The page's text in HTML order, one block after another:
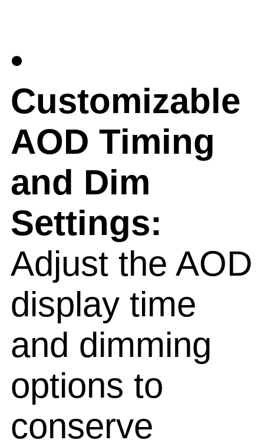
•
Customizable
AOD Timing
and Dim
Settings:
Adjust the AOD
display time
and dimming
options to
conserve